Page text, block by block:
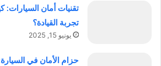
تقنيات أمان السيارات:
تجربة القيادة؟
يونيو 15, 2025
حزام الأمان في